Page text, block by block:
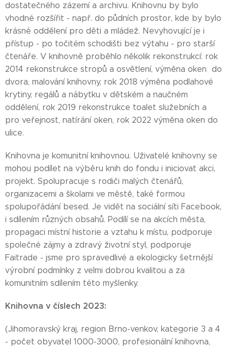
dostatečného zázemí a archivu. Knihovnu by bylo
vhodné rozšířit - např. do půdních prostor, kde by bylo
krásné oddělení pro děti a mládež. Nevyhovující je i
přístup - po točitém schodišti bez výtahu - pro starší
čtenáře. V knihovně proběhlo několik rekonstrukcí: rok
2014 rekonstrukce stropů a osvětlení, výměna oken do
dvora, malování knihovny, rok 2018 výměna podlahové
krytiny, regálů a nábytku v dětském a naučném
oddělení, rok 2019 rekonstrukce toalet služebních a
pro veřejnost, natírání oken, rok 2022 výměna oken do
ulice.
Knihovna je komunitní knihovnou. Uživatelé knihovny se
mohou podílet na výběru knih do fondu i iniciovat akci,
projekt. Spolupracuje s rodiči malých čtenářů,
organizacemi a školami ve městě, také formou
spolupořádání besed. Je vidět na sociální síti Facebook,
i sdílením různých obsahů. Podílí se na akcích města,
propagaci místní historie a vztahu k místu, podporuje
společné zájmy a zdravý životní styl, podporuje
Faitrade - jsme pro spravedlivé a ekologicky šetrnější
výrobní podmínky z velmi dobrou kvalitou a za
komunitním sdílením této myšlenky.
Knihovna v číslech 2023:
(Jihomoravský kraj, region Brno-venkov, kategorie 3 a 4
- počet obyvatel 1000-3000, profesionální knihovna,